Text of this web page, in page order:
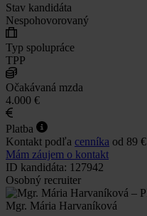
Stav kandidáta
Nespohovorovaný
Typ spolupráce
TPP
Očakávaná mzda
4.000 €
Platba
Kontakt podľa cenníka od 89 €
Mám záujem o kontakt
ID kandidáta: 127942
Osobný recruiter
Mgr. Mária Harvaníková